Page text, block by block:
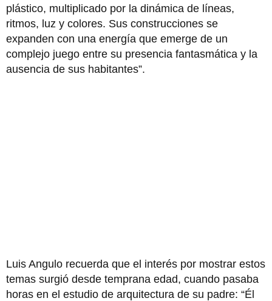
plástico, multiplicado por la dinámica de líneas,
ritmos, luz y colores. Sus construcciones se
expanden con una energía que emerge de un
complejo juego entre su presencia fantasmática y la
ausencia de sus habitantes”.
Luis Angulo recuerda que el interés por mostrar estos
temas surgió desde temprana edad, cuando pasaba
horas en el estudio de arquitectura de su padre: “Él